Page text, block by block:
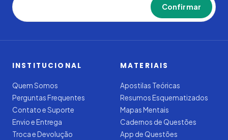
Confirmar
INSTITUCIONAL
Quem Somos
Perguntas Frequentes
Contato e Suporte
Envio e Entrega
Troca e Devolução
MATERIAIS
Apostilas Teóricas
Resumos Esquematizados
Mapas Mentais
Cadernos de Questões
App de Questões